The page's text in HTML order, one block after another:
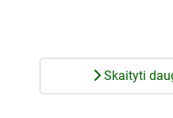
Skaityti